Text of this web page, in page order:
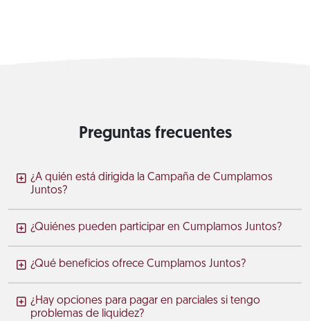
Preguntas frecuentes
¿A quién está dirigida la Campaña de Cumplamos
Juntos?
¿Quiénes pueden participar en Cumplamos Juntos?
¿Qué beneficios ofrece Cumplamos Juntos?
¿Hay opciones para pagar en parciales si tengo
problemas de liquidez?